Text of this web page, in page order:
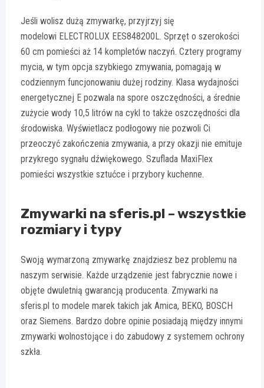
Jeśli wolisz dużą zmywarkę, przyjrzyj się
modelowi ELECTROLUX EES848200L. Sprzęt o szerokości
60 cm pomieści aż 14 kompletów naczyń. Cztery programy
mycia, w tym opcja szybkiego zmywania, pomagają w
codziennym funcjonowaniu dużej rodziny. Klasa wydajności
energetycznej E pozwala na spore oszczędności, a średnie
zużycie wody 10,5 litrów na cykl to także oszczędności dla
środowiska. Wyświetlacz podłogowy nie pozwoli Ci
przeoczyć zakończenia zmywania, a przy okazji nie emituje
przykrego sygnału dźwiękowego. Szuflada MaxiFlex
pomieści wszystkie sztućce i przybory kuchenne.
Zmywarki na sferis.pl – wszystkie
rozmiary i typy
Swoją wymarzoną zmywarkę znajdziesz bez problemu na
naszym serwisie. Każde urządzenie jest fabrycznie nowe i
objęte dwuletnią gwarancją producenta. Zmywarki na
sferis.pl to modele marek takich jak Amica, BEKO, BOSCH
oraz Siemens. Bardzo dobre opinie posiadają między innymi
zmywarki wolnostojące i do zabudowy z systemem ochrony
szkła.